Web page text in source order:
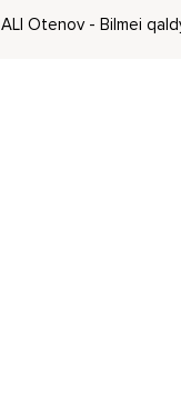
ALI Otenov - Bilmei